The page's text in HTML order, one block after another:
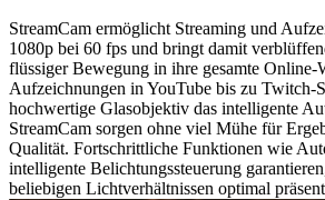
StreamCam ermöglicht Streaming und
1080p bei 60 fps und bringt damit
flüssiger Bewegung in ihre gesamte Online-
Aufzeichnungen in YouTube bis zu Twitch-
hochwertige Glasobjektiv das intelligente
StreamCam sorgen ohne viel Mühe für
Qualität. Fortschrittliche Funktionen wie
intelligente Belichtungssteuerung
beliebigen Lichtverhältnissen optimal